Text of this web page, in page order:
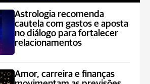
Astrologia recomenda
cautela com gastos e aposta
no diálogo para fortalecer
relacionamentos
Amor, carreira e finanças